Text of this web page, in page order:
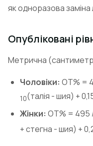
як одноразова
Опубліковані
Метрична
Чоловіки: ОТ% =
10(талія - шия) +
Жінки: ОТ% = 495
+ стегна - шия) +